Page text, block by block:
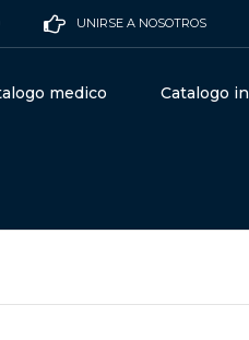
UNIRSE A NOSOTROS
medico Catalogo